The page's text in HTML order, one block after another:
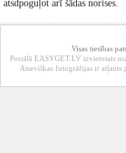
atsdpoguļot arī šādas norises.
Visas tiesības
Portālā EASYGET.LV izvietotais
Atsevišķas fotogrāfijas ir